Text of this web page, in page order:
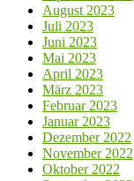
August 2023
Juli 2023
Juni 2023
Mai 2023
April 2023
März 2023
Februar 2023
Januar 2023
Dezember 2022
November 2022
Oktober 2022